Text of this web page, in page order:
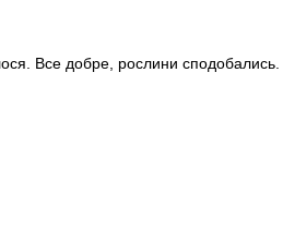
Все добре, рослини